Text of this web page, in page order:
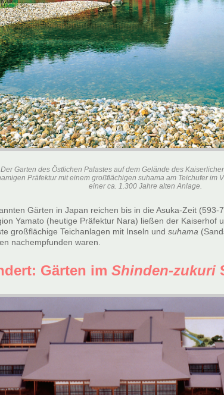
Garten des Östlichen Palastes auf dem Gelände des
Präfektur mit einem großflächigen suhama am Teichufer im
einer ca. 1.300 Jahre alten Anlage.
Gärten in Japan reichen bis in die Asuka-Zeit (593-
Yamato (heutige Präfektur Nara) ließen der Kaiserhof
großflächige Teichanlagen mit Inseln und suhama
nachempfunden waren.
Gärten im Shinden-zukuri